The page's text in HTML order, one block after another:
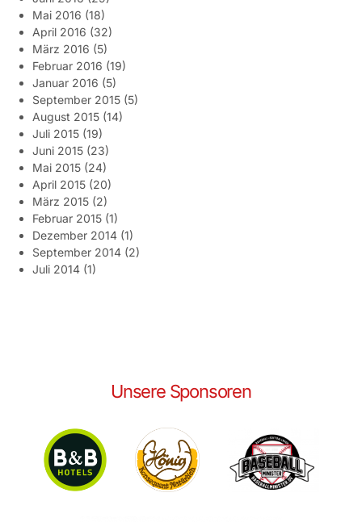
Mai 2016 (18)
April 2016 (32)
März 2016 (5)
Februar 2016 (19)
Januar 2016 (5)
September 2015 (5)
August 2015 (14)
Juli 2015 (19)
Juni 2015 (23)
Mai 2015 (24)
April 2015 (20)
März 2015 (2)
Februar 2015 (1)
Dezember 2014 (1)
September 2014 (2)
Juli 2014 (1)
Unsere Sponsoren